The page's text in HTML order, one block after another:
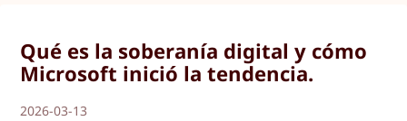
Qué es la soberanía digital y cómo
Microsoft inició la tendencia.
2026-03-13